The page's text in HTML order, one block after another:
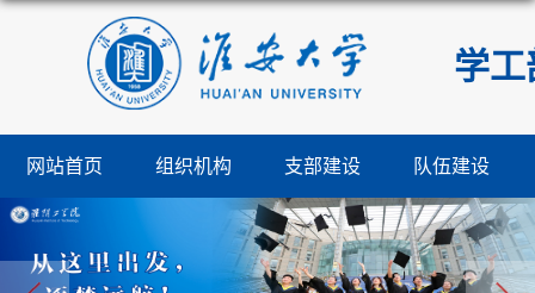
学工
网站首页 组织机构 支部建设 队伍建设